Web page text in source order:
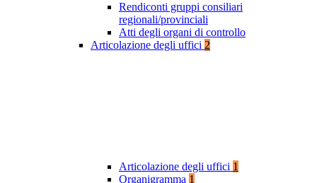
Rendiconti gruppi consiliari
regionali/provinciali
Atti degli organi di controllo
Articolazione degli uffici 2
Articolazione degli uffici 1
Organigramma 1